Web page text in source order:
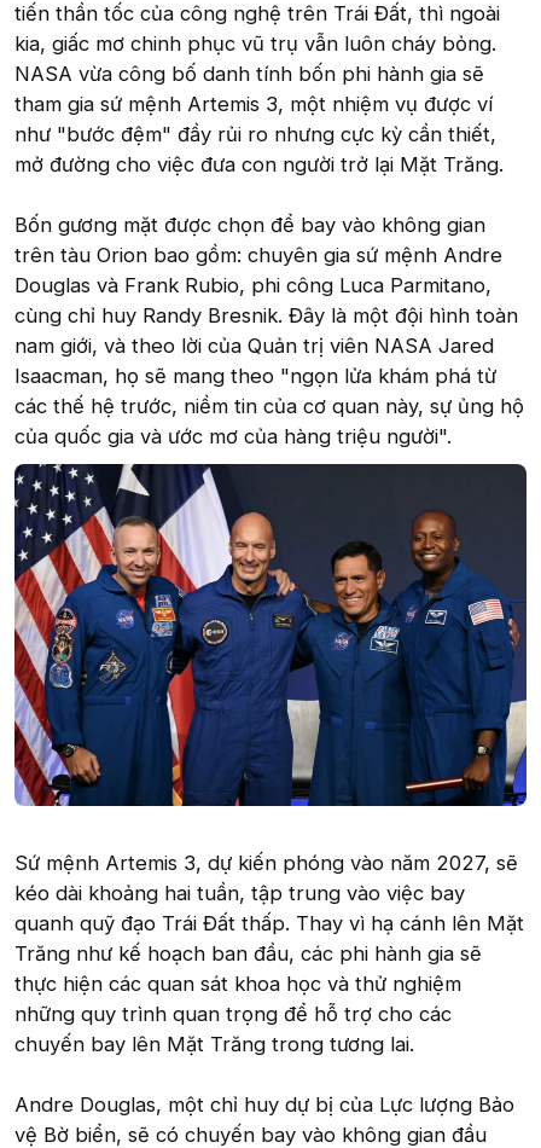
tiến thần tốc của công nghệ trên Trái Đất, thì ngoài
kia, giấc mơ chinh phục vũ trụ vẫn luôn cháy bỏng.
NASA vừa công bố danh tính bốn phi hành gia sẽ
tham gia sứ mệnh Artemis 3, một nhiệm vụ được ví
như "bước đệm" đầy rủi ro nhưng cực kỳ cần thiết,
mở đường cho việc đưa con người trở lại Mặt Trăng.
Bốn gương mặt được chọn để bay vào không gian
trên tàu Orion bao gồm: chuyên gia sứ mệnh Andre
Douglas và Frank Rubio, phi công Luca Parmitano,
cùng chỉ huy Randy Bresnik. Đây là một đội hình toàn
nam giới, và theo lời của Quản trị viên NASA Jared
Isaacman, họ sẽ mang theo "ngọn lửa khám phá từ
các thế hệ trước, niềm tin của cơ quan này, sự ủng hộ
của quốc gia và ước mơ của hàng triệu người".
Sứ mệnh Artemis 3, dự kiến phóng vào năm 2027, sẽ
kéo dài khoảng hai tuần, tập trung vào việc bay
quanh quỹ đạo Trái Đất thấp. Thay vì hạ cánh lên Mặt
Trăng như kế hoạch ban đầu, các phi hành gia sẽ
thực hiện các quan sát khoa học và thử nghiệm
những quy trình quan trọng để hỗ trợ cho các
chuyến bay lên Mặt Trăng trong tương lai.
Andre Douglas, một chỉ huy dự bị của Lực lượng Bảo
vệ Bờ biển, sẽ có chuyến bay vào không gian đầu